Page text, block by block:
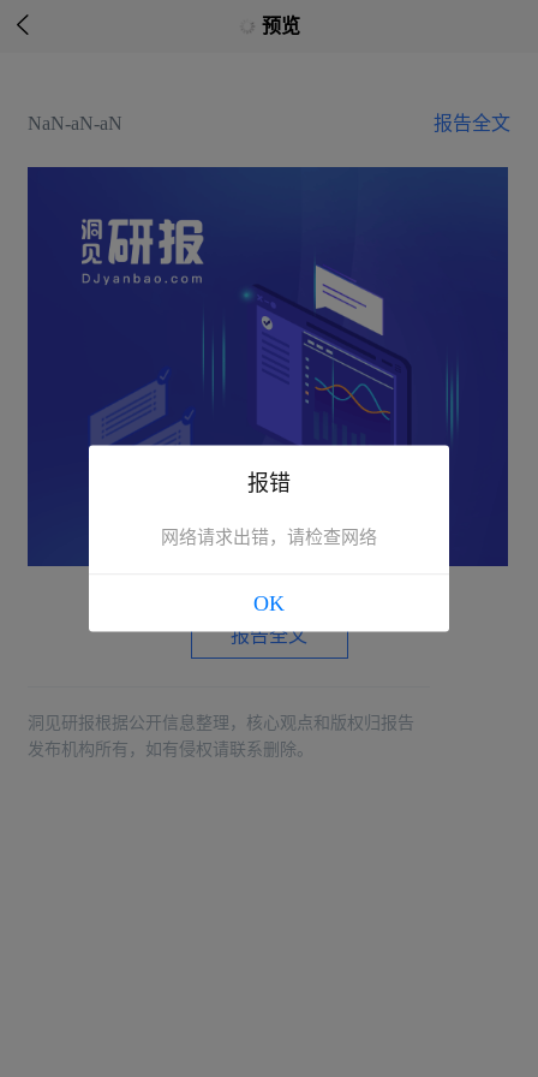
 预览
NaN-aN-aN 报告全文
报告全文
洞见研报根据公开信息整理，核心观点和版权归报告
发布机构所有，如有侵权请联系删除。
报错
网络请求出错，请检查网络
OK